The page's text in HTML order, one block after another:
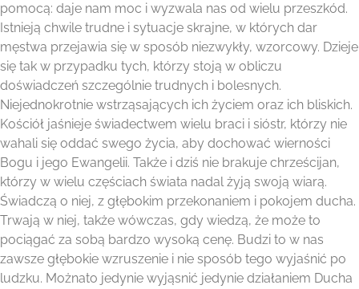
pomocą: daje nam moc i wyzwala nas od wielu przeszkód.
Istnieją chwile trudne i sytuacje skrajne, w których dar
męstwa przejawia się w sposób niezwykły, wzorcowy. Dzieje
się tak w przypadku tych, którzy stoją w obliczu
doświadczeń szczególnie trudnych i bolesnych.
Niejednokrotnie wstrząsających ich życiem oraz ich bliskich.
Kościół jaśnieje świadectwem wielu braci i sióstr, którzy nie
wahali się oddać swego życia, aby dochować wierności
Bogu i jego Ewangelii. Także i dziś nie brakuje chrześcijan,
którzy w wielu częściach świata nadal żyją swoją wiarą.
Świadczą o niej, z głębokim przekonaniem i pokojem ducha.
Trwają w niej, także wówczas, gdy wiedzą, że może to
pociągać za sobą bardzo wysoką cenę. Budzi to w nas
zawsze głębokie wzruszenie i nie sposób tego wyjaśnić po
ludzku. Możnato jedynie wyjąsnić jedynie działaniem Ducha